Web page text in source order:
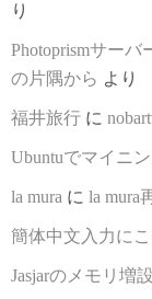
り
Photoprismサーバ
の片隅から より
福井旅行 に
Ubuntuでマイニ
la mura に la mura
簡体中文入力に
Jasjarのメモリ増設